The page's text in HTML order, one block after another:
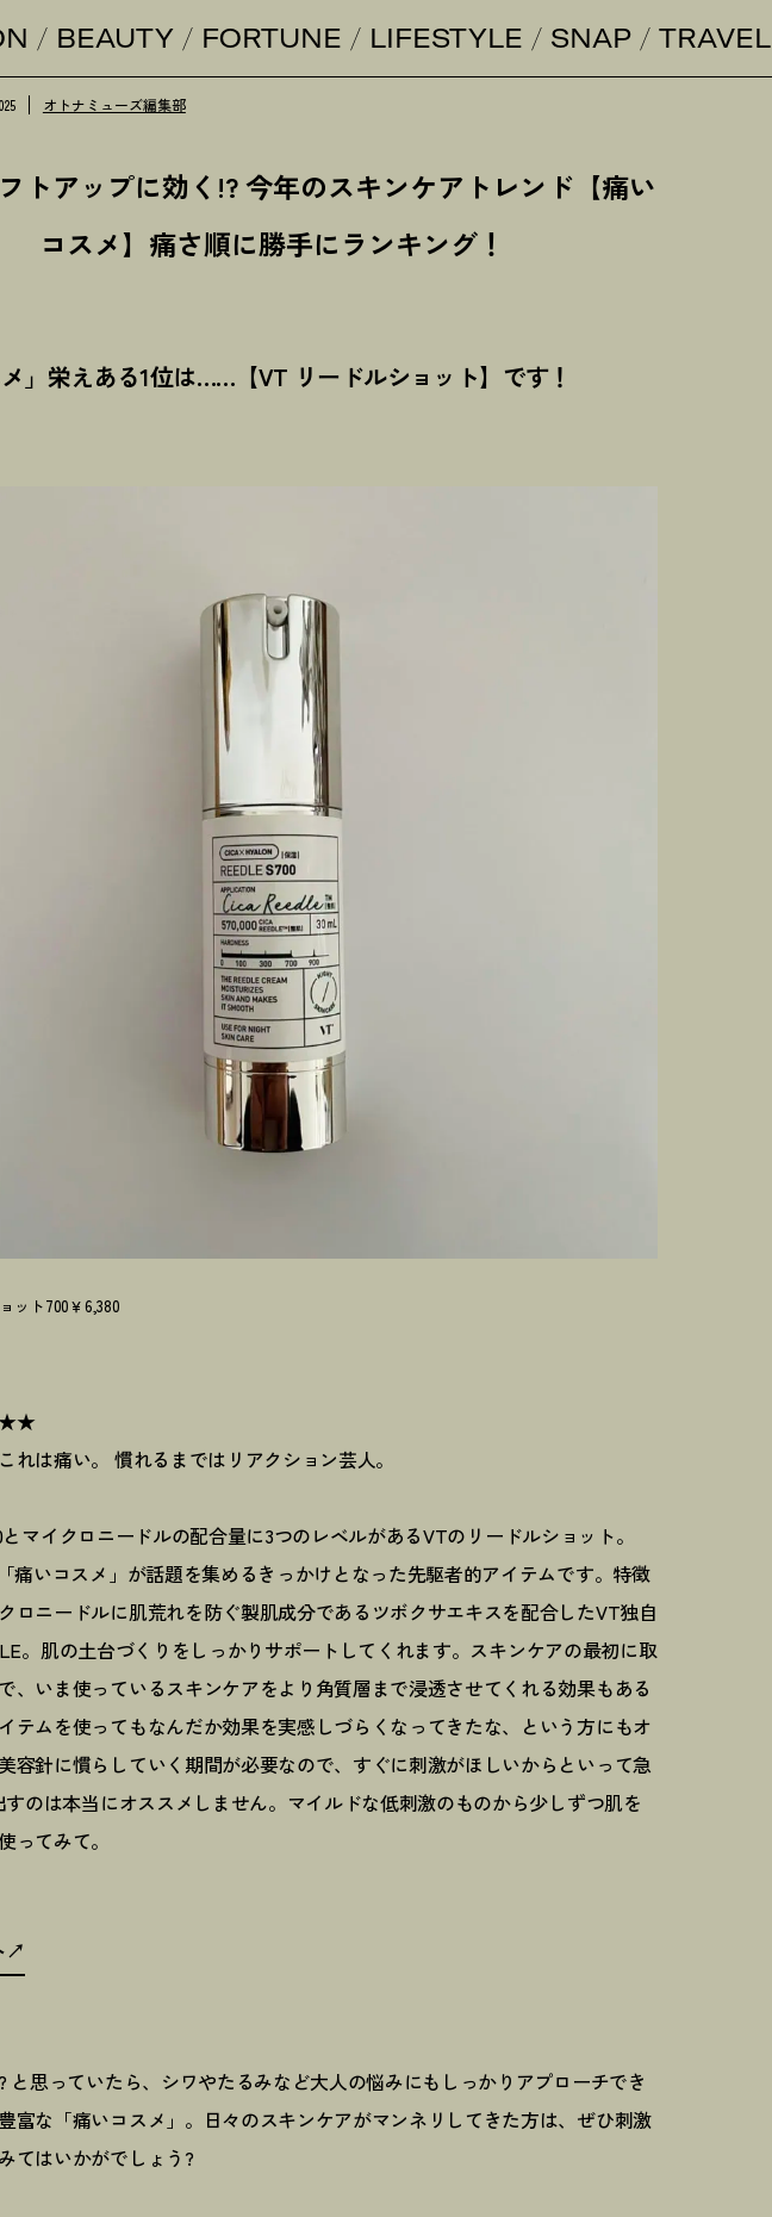
BEAUTY FORTUNE LIFESTYLE SNAP TRAVEL
オトナミューズ編集部
トアップに効く!? 今年のスキンケアトレンド【痛い
コスメ】痛さ順に勝手にランキング！
メ」栄えある1位は……【VT リードルショット】です！
ット700￥6,380
れは痛い。 慣れるまではリアクション芸人。
とマイクロニードルの配合量に3つのレベルがあるVTのリードルショット。
痛いコスメ」が話題を集めるきっかけとなった先駆者的アイテムです。特徴
ロニードルに肌荒れを防ぐ製肌成分であるツボクサエキスを配合したVT独自
。肌の土台づくりをしっかりサポートしてくれます。スキンケアの最初に取
、いま使っているスキンケアをより角質層まで浸透させてくれる効果もある
テムを使ってもなんだか効果を実感しづらくなってきたな、という方にもオ
容針に慣らしていく期間が必要なので、すぐに刺激がほしいからといって急
すのは本当にオススメしません。マイルドな低刺激のものから少しずつ肌を
ってみて。
と思っていたら、シワやたるみなど大人の悩みにもしっかりアプローチでき
富な「痛いコスメ」。日々のスキンケアがマンネリしてきた方は、ぜひ刺激
てはいかがでしょう?